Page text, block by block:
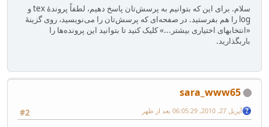
سلام. برای این که بتوانیم به پرسش‌تان پاسخ دهیم، لطفاً پروندهٔ tex و
log را هم بفرستید. در صفحه‌ای که پرسش‌تان را می‌نویسید، روی گزینهٔ
«انتخابهای اختیاری بیشتر...» کلیک کنید تا بتوانید این پرونده‌ها را
باربگذارید.
sara_www65
#2 آپریل 27, 2010, 06:05:29 بعد از ظهر